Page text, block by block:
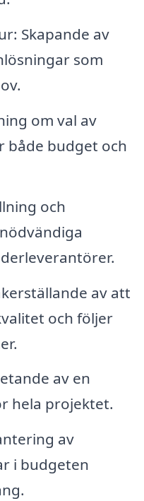
Skapande av
som
om val av
både budget och
och
av att
och följer
av en
hela projektet.
av
i budgeten